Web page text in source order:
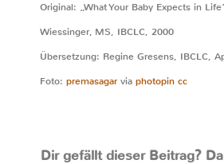
Original: „What Your Baby Expects in
Wiessinger, MS, IBCLC, 2000
Übersetzung: Regine Gresens, IBCLC,
Foto: premasagarvia photopin cc
Dir gefällt dieser Beitrag?